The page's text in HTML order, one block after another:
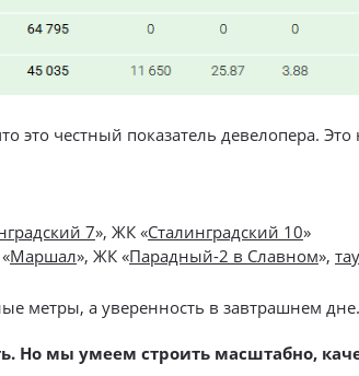
это честный показатель девелопера.
7», ЖК «Сталинградский 10»
Маршал», ЖК «Парадный-2 в Славном»,
метры, а уверенность в завтрашнем
Но мы умеем строить масштабно,